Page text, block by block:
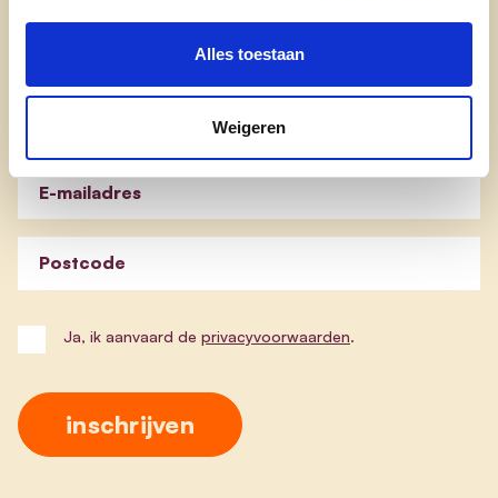
Alles toestaan
Weigeren
Nieuwsbrief cd&v Ieper
Blijf op de hoogte van de werking van cd&v Ieper.
Schrijf je in en ontvang onze nieuwsbrief.
E-mailadres
Postcode
Ja, ik aanvaard de privacyvoorwaarden.